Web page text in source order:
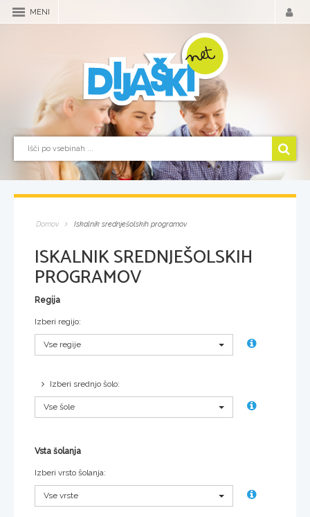
MENI
Domov Iskalnik srednješolskih programov
ISKALNIK SREDNJEŠOLSKIH
PROGRAMOV
Regija
Izberi regijo:
Vse regije
Izberi srednjo šolo:
Vse šole
Vsta šolanja
Izberi vrsto šolanja:
Vse vrste